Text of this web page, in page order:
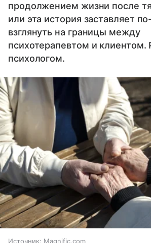
продолжением жизни после
или эта история заставляет
взглянуть на границы между
психотерапевтом и клиентом.
психологом.
Источник: Magnific.com